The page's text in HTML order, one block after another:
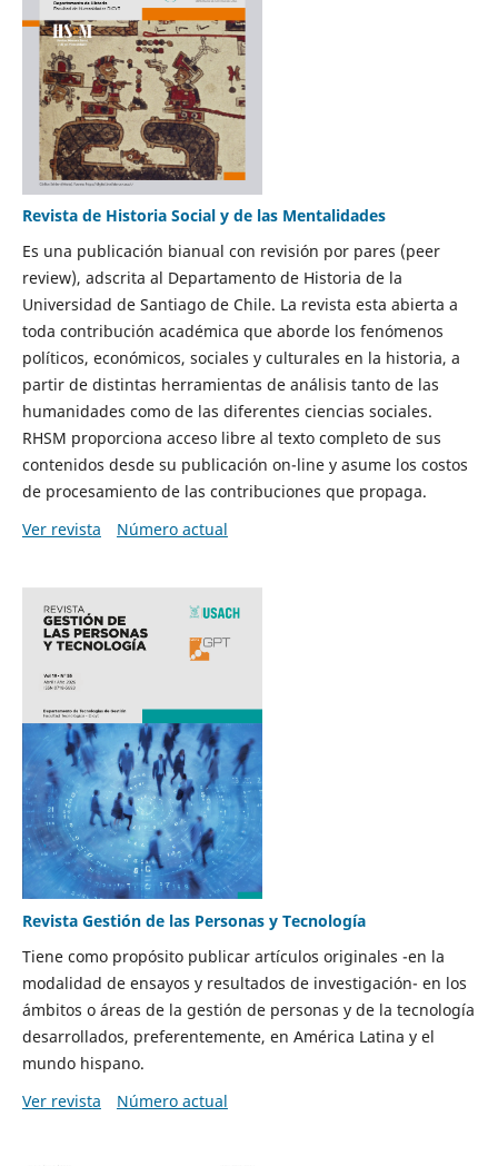
Revista de Historia Social y de las Mentalidades
Es una publicación bianual con revisión por pares (peer
review), adscrita al Departamento de Historia de la
Universidad de Santiago de Chile. La revista esta abierta a
toda contribución académica que aborde los fenómenos
políticos, económicos, sociales y culturales en la historia, a
partir de distintas herramientas de análisis tanto de las
humanidades como de las diferentes ciencias sociales.
RHSM proporciona acceso libre al texto completo de sus
contenidos desde su publicación on-line y asume los costos
de procesamiento de las contribuciones que propaga.
Ver revista
Número actual
Revista Gestión de las Personas y Tecnología
Tiene como propósito publicar artículos originales -en la
modalidad de ensayos y resultados de investigación- en los
ámbitos o áreas de la gestión de personas y de la tecnología
desarrollados, preferentemente, en América Latina y el
mundo hispano.
Ver revista
Número actual